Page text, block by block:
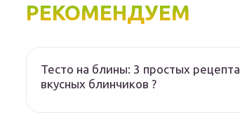
РЕКОМЕНДУЕМ
Тесто на блины: 3 простых рецепта
вкусных блинчиков ?